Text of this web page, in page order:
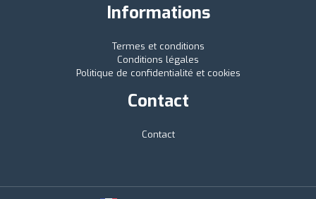
Informations
Termes et conditions
Conditions légales
Politique de confidentialité et cookies
Contact
Contact